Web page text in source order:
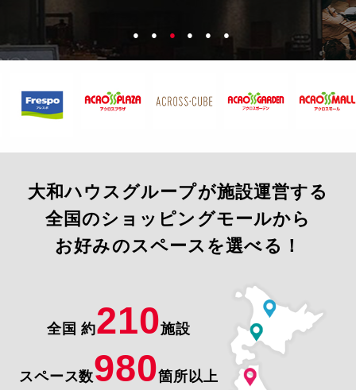
大和ハウスグループが施設運営する
全国のショッピングモールから
お好みのスペースを選べる！
全国 約210施設
スペース数980箇所以上